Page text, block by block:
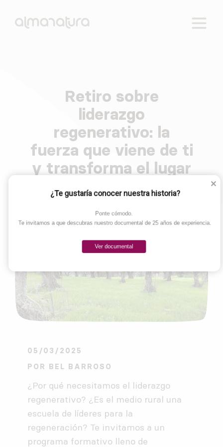
Skip
to
content
AlmaNatura
Reactivamos lo rural. Cuatro ejes de intervención:
empleo, educación, salud y tecnología.
Retiro sobre
liderazgo
regenerativo: la
fuerza que viene de ti
y transforma el lugar
que habitas
05/03/2025
POR
BEL BARROSO
¿Por qué necesitamos el liderazgo
regenerativo? ¿Es el medio rural una
escuela de líderes para la
regeneración? Te invitamos a un
programa formativo lleno de
¿Te gustaría conocer nuestra historia?
Ponte cómodo.
Te invitamos a que descubras nuestro documental de 25 años de experiencia.
Ver documental